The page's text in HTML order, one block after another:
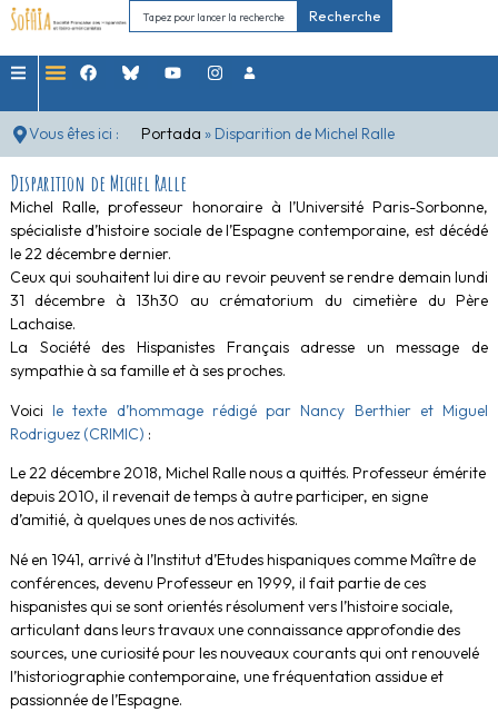
Recherche
Vous êtes ici : Portada » Disparition de Michel Ralle
Disparition de Michel Ralle
Michel Ralle, professeur honoraire à l’Université Paris-Sorbonne,
spécialiste d’histoire sociale de l’Espagne contemporaine, est décédé
le 22 décembre dernier.
Ceux qui souhaitent lui dire au revoir peuvent se rendre demain lundi
31 décembre à 13h30 au crématorium du cimetière du Père
Lachaise.
La Société des Hispanistes Français adresse un message de
sympathie à sa famille et à ses proches.
Voici le texte d’hommage rédigé par Nancy Berthier et Miguel
Rodriguez (CRIMIC) :
Le 22 décembre 2018, Michel Ralle nous a quittés. Professeur émérite
depuis 2010, il revenait de temps à autre participer, en signe
d’amitié, à quelques unes de nos activités.
Né en 1941, arrivé à l’Institut d’Etudes hispaniques comme Maître de
conférences, devenu Professeur en 1999, il fait partie de ces
hispanistes qui se sont orientés résolument vers l’histoire sociale,
articulant dans leurs travaux une connaissance approfondie des
sources, une curiosité pour les nouveaux courants qui ont renouvelé
l’historiographie contemporaine, une fréquentation assidue et
passionnée de l’Espagne.